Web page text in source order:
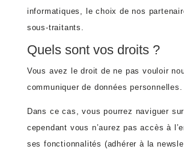
informatiques, le choix de nos
sous-traitants.
Quels sont vos droits ?
Vous avez le droit de ne pas vouloir
communiquer de données personnelles.
Dans ce cas, vous pourrez naviguer
cependant vous n’aurez pas accès à
ses fonctionnalités (adhérer à la